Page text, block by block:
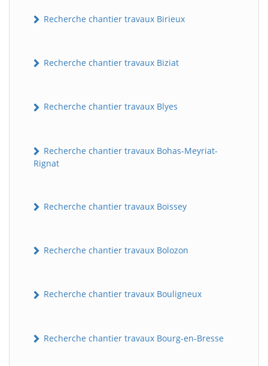
Recherche chantier travaux Birieux
Recherche chantier travaux Biziat
Recherche chantier travaux Blyes
Recherche chantier travaux Bohas-Meyriat-
Rignat
Recherche chantier travaux Boissey
Recherche chantier travaux Bolozon
Recherche chantier travaux Bouligneux
Recherche chantier travaux Bourg-en-Bresse